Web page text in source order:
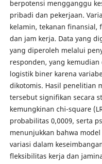
berpotensi mengganggu
pribadi dan pekerjaan.
kelamin, tekanan finansial,
dan jam kerja. Data yang
yang diperoleh melalui
responden, yang
logistik biner karena
dikotomis. Hasil penelitian
tersebut signifikan secara
kemungkinan chi-square
probabilitas 0,0009, serta
menunjukkan bahwa
variasi dalam
fleksibilitas kerja dan